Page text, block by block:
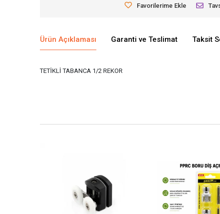
Favorilerime Ekle
Ürün Açıklaması Garanti ve Teslimat Taksit
TETİKLİ TABANCA 1/2 REKOR